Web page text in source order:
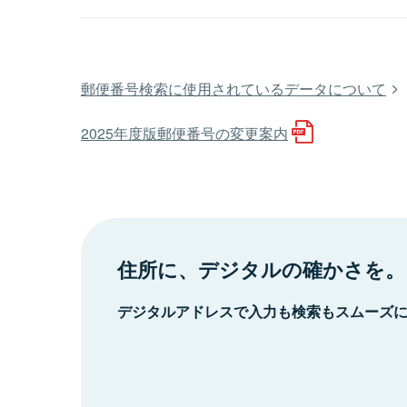
郵便番号検索に使用されているデータについて
2025年度版郵便番号の変更案内
住所に、デジタルの確かさを。
デジタルアドレスで入力も検索もスムーズ